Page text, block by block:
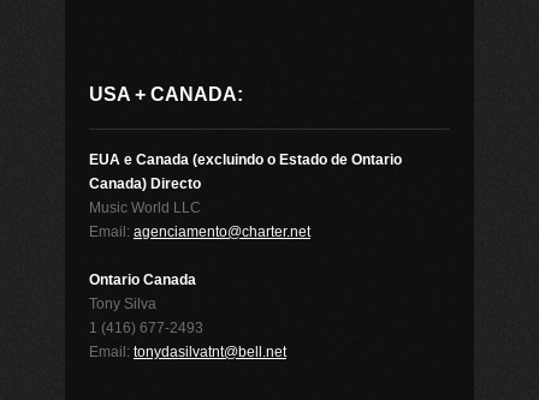
USA + CANADA:
EUA e Canada (excluindo o Estado de Ontario
Canada) Directo
Music World LLC
Email: agenciamento@charter.net
Ontario Canada
Tony Silva
1 (416) 677-2493
Email: tonydasilvatnt@bell.net